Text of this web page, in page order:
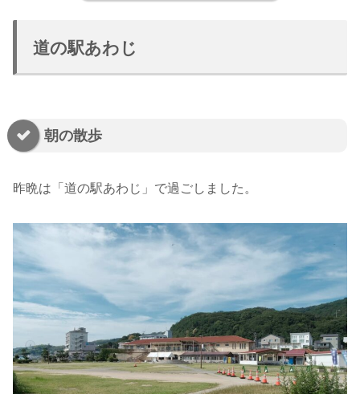
道の駅あわじ
朝の散歩
昨晩は「道の駅あわじ」で過ごしました。